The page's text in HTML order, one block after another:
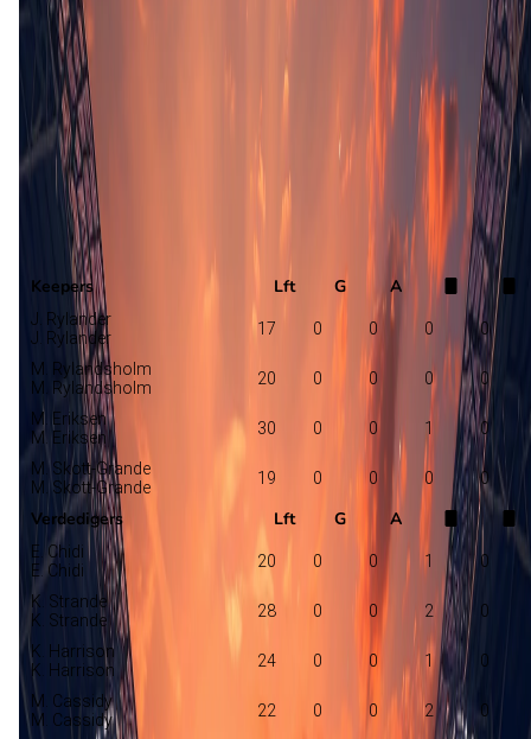
Opstelling nog niet bekend
Sogndal
L. Pimenta
Keepers Lft G A
J. Rylander
J. Rylander
17 0 0 0 0
M. Rylandsholm
M. Rylandsholm
20 0 0 0 0
M. Eriksen
M. Eriksen
30 0 0 1 0
M. Skott-Grande
M. Skott-Grande
19 0 0 0 0
Verdedigers Lft G A
E. Chidi
E. Chidi
20 0 0 1 0
K. Strande
K. Strande
28 0 0 2 0
K. Harrison
K. Harrison
24 0 0 1 0
M. Cassidy
M. Cassidy
22 0 0 2 0